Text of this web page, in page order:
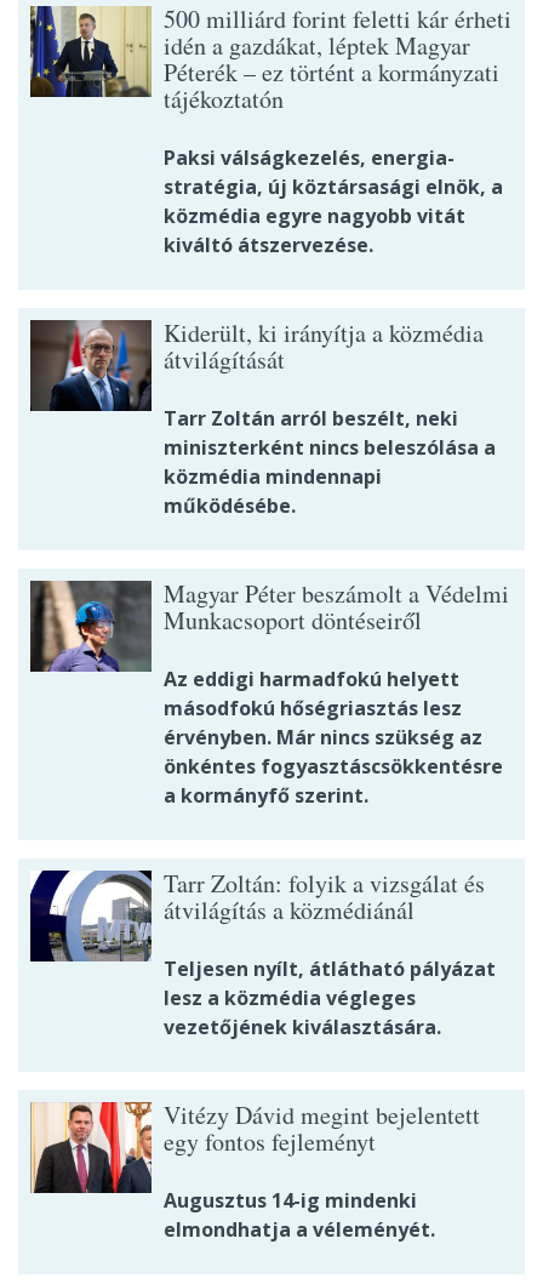
500 milliárd forint feletti kár érheti
idén a gazdákat, léptek Magyar
Péterék – ez történt a kormányzati
tájékoztatón
Paksi válságkezelés, energia-
stratégia, új köztársasági elnök, a
közmédia egyre nagyobb vitát
kiváltó átszervezése.
Kiderült, ki irányítja a közmédia
átvilágítását
Tarr Zoltán arról beszélt, neki
miniszterként nincs beleszólása a
közmédia mindennapi
működésébe.
Magyar Péter beszámolt a Védelmi
Munkacsoport döntéseiről
Az eddigi harmadfokú helyett
másodfokú hőségriasztás lesz
érvényben. Már nincs szükség az
önkéntes fogyasztáscsökkentésre
a kormányfő szerint.
Tarr Zoltán: folyik a vizsgálat és
átvilágítás a közmédiánál
Teljesen nyílt, átlátható pályázat
lesz a közmédia végleges
vezetőjének kiválasztására.
Vitézy Dávid megint bejelentett
egy fontos fejleményt
Augusztus 14-ig mindenki
elmondhatja a véleményét.